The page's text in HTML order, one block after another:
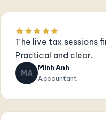
The live tax sessions
Practical and clear.
MA
Minh Anh
Accountant